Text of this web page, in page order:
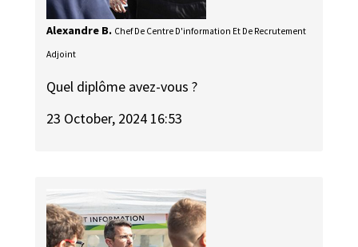
Alexandre B. Chef De Centre D'information Et De Recrutement
Adjoint
Quel diplôme avez-vous ?
23 October, 2024 16:53